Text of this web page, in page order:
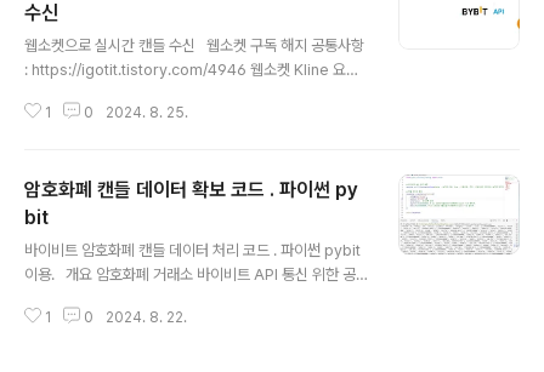
바이비트 MT5 설치 상세 : https://igotit.tistory.com/
5765 부실1. 지수 종목 거래 안됨 . - 암호화폐, FX, 골드,
오일 등은 MT5에서 거래 가능하나 나스닥, S&P 등은 가
격 등은 볼 수 있으나 거래 비활성화되어 있음. 부실 1 해
결됨. 2024년 ..
수신
웹소켓으로 실시간 캔들 수신 웹소켓 구독 해지 공통사항
: https://igotit.tistory.com/4946 웹소켓 Kline 요청
l} e.g., kline.30.BTCUSDT interval 설정 가능값 : 1 3
USDT 의 5분 봉 실시간 캔들 정보 요청한것. from pybi
t.unified_trading import WebSocketfrom time im
port sleepws = WebSocket( testnet=True, chan
nel_type="line..
1 0 2024. 8. 25.
암호화폐 캔들 데이터 확보 코드 . 파이썬 py
bit
바이비트 암호화폐 캔들 데이터 처리 코드 . 파이썬 pybit
이용. 개요 암호화폐 거래소 바이비트 API 통신 위한 공식
확보하기 위한 가장 기본적인 형태(사람이 사용하기 불편
1 0 2024. 8. 22.